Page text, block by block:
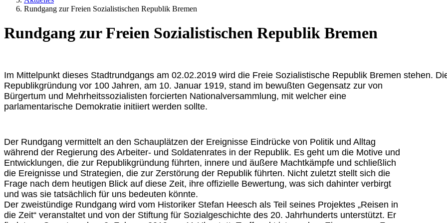
Rundgang zur Freien Sozialistischen Republik Bremen
Rundgang zur Freien Sozialistischen Republik Bremen
Im Mittelpunkt dieses Stadtrundgangs am 02.02.2019 wird die Freie Sozialistische Republik Bremen stehen.
Republikgründung vor 100 Jahren, am 10. Januar 1919, stand im bewußten Gegensatz zur von
Bürgertum und Mehrheitssozialisten forcierten Nationalversammlung, mit welcher eine
parlamentarische Demokratie initiiert werden sollte.
Der Rundgang vermittelt an den Schauplätzen der Ereignisse Eindrücke von Politik und Alltag
während der Regierung des Arbeiter- und Soldatenrates in der Republik. Es geht um die Motive und
Entwicklungen, die zur Republikgründung führten, innere und äußere Machtkämpfe und schließlich
die Ereignisse und Strategien, die zur Zerstörung der Republik führten. Nicht zuletzt stellt sich die
Frage nach dem heutigen Blick auf diese Zeit, ihre offizielle Bewertung, was sich dahinter verbirgt
und was sie tatsächlich für uns bedeuten könnte.
Der zweistündige Rundgang wird vom Historiker Stefan Heesch als Teil seines Projektes „Reisen in
die Zeit“ veranstaltet und von der Stiftung für Sozialgeschichte des 20. Jahrhunderts unterstützt. Er